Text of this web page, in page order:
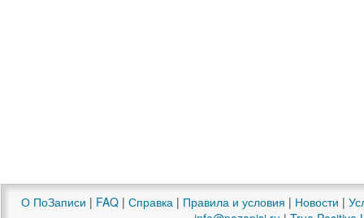
О ПоЗаписи | FAQ | Справка | Правила и условия | Новости |